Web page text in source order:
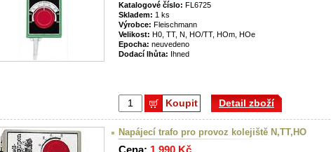
Katalogové číslo: FL6725
Skladem: 1 ks
Výrobce: Fleischmann
Velikost: H0, TT, N, HO/TT, HOm, HOe
Epocha: neuvedeno
Dodací lhůta: Ihned
Koupit Detail zboží
Napájecí trafo pro provoz kolejiště N,TT,HO
Cena: 1 990 Kč